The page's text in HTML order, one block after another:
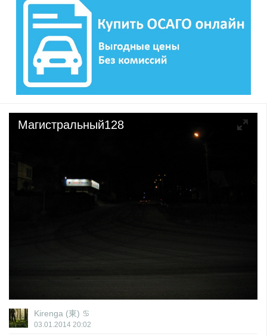
Магистральный128
Kirenga (東) ♋
03.01.2014 20:02